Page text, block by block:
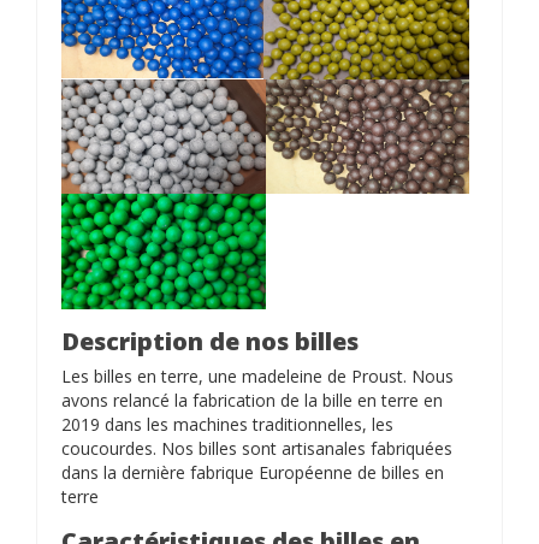
Description de nos billes
Les billes en terre, une madeleine de Proust. Nous
avons relancé la fabrication de la bille en terre en
2019 dans les machines traditionnelles, les
coucourdes. Nos billes sont artisanales fabriquées
dans la dernière fabrique Européenne de billes en
terre